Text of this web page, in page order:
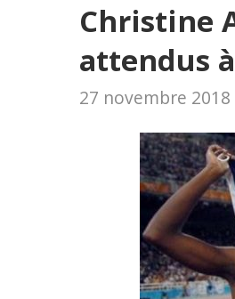
Christine
attendus
27 novembre 2018